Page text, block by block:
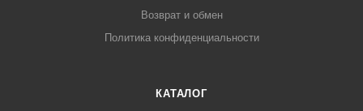
Возврат и обмен
Политика конфиденциальности
КАТАЛОГ